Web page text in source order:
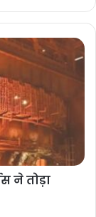
आयुक्त की
केंद्र के रूप में
के साथ व्यापार
कर रहा है।
ने तोड़ा